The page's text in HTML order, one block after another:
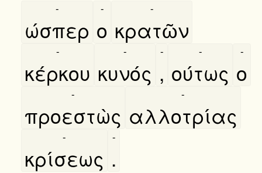
ώσπερ
-
ο
-
κρατῶν
-
κέρκου
-
κυνός
-
,
-
ούτως
-
ο
-
προεστὼς
-
αλλοτρίας
-
κρίσεως
-
.
-